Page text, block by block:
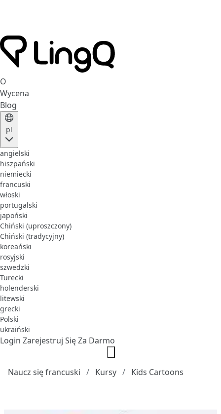
O
Wycena
Blog
pl
angielski
hiszpański
niemiecki
francuski
włoski
portugalski
japoński
Chiński (uproszczony)
Chiński (tradycyjny)
koreański
rosyjski
szwedzki
Turecki
holenderski
litewski
grecki
Polski
ukraiński
Login Zarejestruj Się Za Darmo
Naucz się francuski Kursy Kids Cartoons